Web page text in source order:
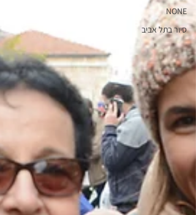
NONE
סיור בתל אביב